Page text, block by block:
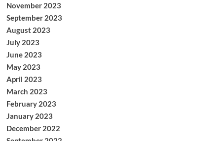
November 2023
September 2023
August 2023
July 2023
June 2023
May 2023
April 2023
March 2023
February 2023
January 2023
December 2022